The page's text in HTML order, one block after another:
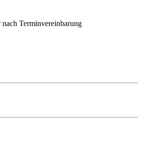
Terminvereinbarung